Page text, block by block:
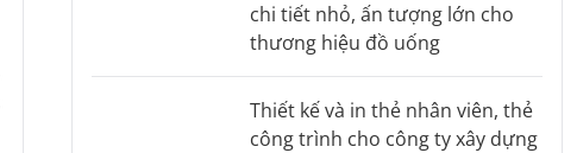
chi tiết nhỏ, ấn tượng lớn cho
thương hiệu đồ uống
Thiết kế và in thẻ nhân viên, thẻ
công trình cho công ty xây dựng